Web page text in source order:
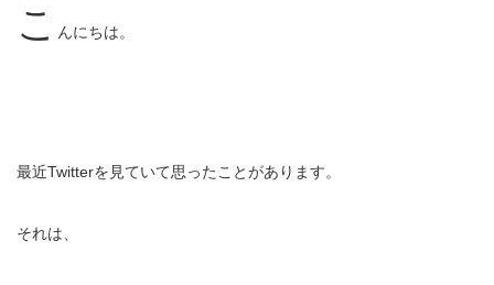
こ んにちは。
最近Twitterを見ていて思ったことがあります。
それは、